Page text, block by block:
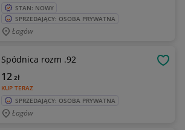
STAN: NOWY
SPRZEDAJĄCY: OSOBA PRYWATNA
Łagów
Spódnica rozm .92
KUP TERAZ
12zł
SPRZEDAJĄCY: OSOBA PRYWATNA
Łagów